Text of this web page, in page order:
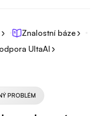
Znalostní báze
UltaAI
PROBLÉM